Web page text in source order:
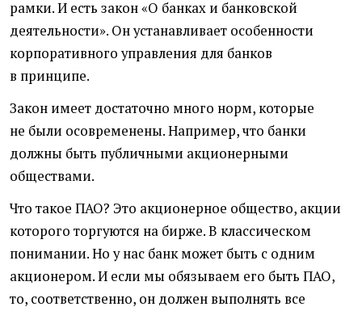
рамки. И есть закон«О банках и банковской
деятельности». Он устанавливает особенности
корпоративного управления для банков
в принципе.
Закон имеет достаточно много норм, которые
не были осовременены. Например, что банки
должны быть публичными акционерными
обществами.
Что такое ПАО? Это акционерное общество, акции
которого торгуются на бирже. В классическом
понимании. Но у нас банк может быть с одним
акционером. И если мы обязываем его быть ПАО,
то, соответственно, он должен выполнять все